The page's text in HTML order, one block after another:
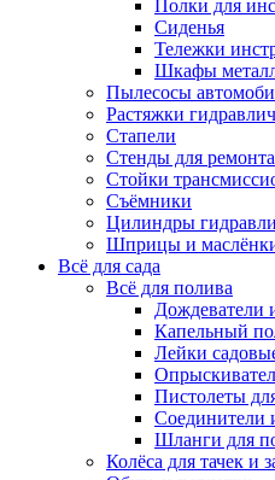
Полки для
Сиденья
Тележки
Шкафы
Пылесосы
Растяжки
Стапели
Стенды для
Стойки
Съёмники
Цилиндры
Шприцы и
Всё для сада
Всё для полива
Дождеватели
Капельный
Лейки
Пистолеты
Соединители
Шланги для
Колёса для тачек и